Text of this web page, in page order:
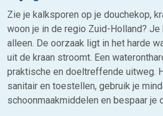
Zie je kalksporen op je douchekop,
woon je in de regio Zuid-Holland?
alleen. De oorzaak ligt in het harde
uit de kraan stroomt. Een
praktische en doeltreffende uitweg.
sanitair en toestellen, gebruik je
schoonmaakmiddelen en bespaar je